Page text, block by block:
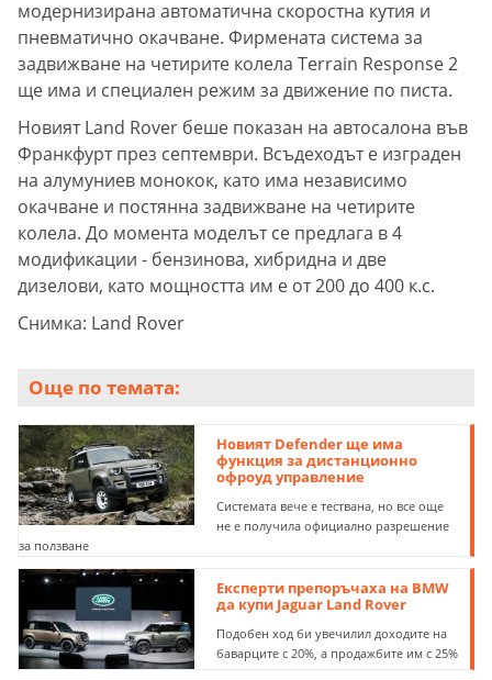
модернизирана автоматична скоростна кутия и
пневматично окачване. Фирмената система за
задвижване на четирите колела Terrain Response 2
ще има и специален режим за движение по писта.
Новият Land Rover беше показан на автосалона във
Франкфурт през септември. Всъдеходът е изграден
на алумуниев монокок, като има независимо
окачване и постянна задвижване на четирите
колела. До момента моделът се предлага в 4
модификации - бензинова, хибридна и две
дизелови, като мощността им е от 200 до 400 к.с.
Снимка: Land Rover
Още по темата:
Новият Defender ще има
функция за дистанционно
офроуд управление
Системата вече е тествана, но все още
не е получила официално разрешение
за ползване
Експерти препоръчаха на BMW
да купи Jaguar Land Rover
Подобен ход би увечилил доходите на
баварците с 20%, а продажбите им с 25%